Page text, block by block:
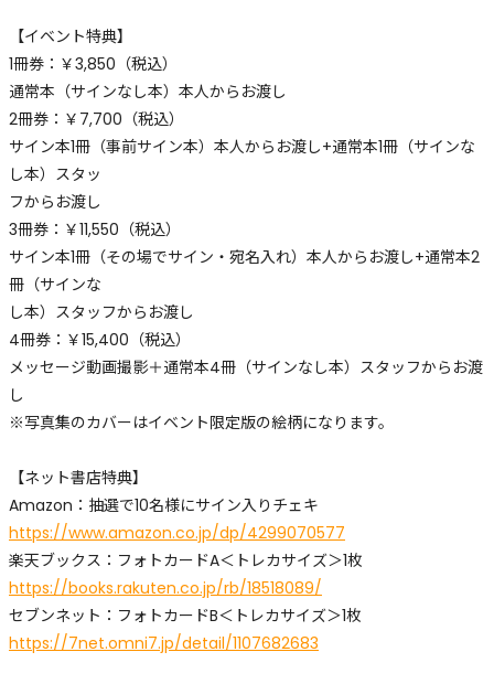
【イベント特典】
1冊券：￥3,850（税込）
通常本（サインなし本）本人からお渡し
2冊券：￥7,700（税込）
サイン本1冊（事前サイン本）本人からお渡し+通常本1冊（サインな
し本）スタッ
フからお渡し
3冊券：￥11,550（税込）
サイン本1冊（その場でサイン・宛名入れ）本人からお渡し+通常本2
冊（サインな
し本）スタッフからお渡し
4冊券：￥15,400（税込）
メッセージ動画撮影＋通常本4冊（サインなし本）スタッフからお渡
し
※写真集のカバーはイベント限定版の絵柄になります。
【ネット書店特典】
Amazon：抽選で10名様にサイン入りチェキ
https://www.amazon.co.jp/dp/4299070577
楽天ブックス：フォトカードA＜トレカサイズ＞1枚
https://books.rakuten.co.jp/rb/18518089/
セブンネット：フォトカードB＜トレカサイズ＞1枚
https://7net.omni7.jp/detail/1107682683